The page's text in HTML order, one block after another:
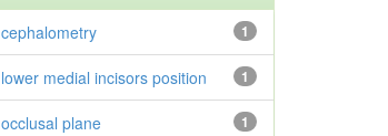
1
cephalometry
1
lower medial incisors position
1
occlusal plane